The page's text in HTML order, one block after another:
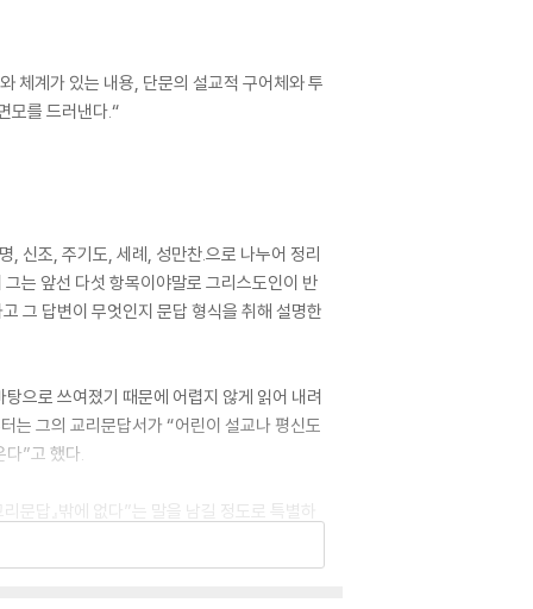
체계가 있는 내용, 단문의 설교적 구어체와 투
모를 드러낸다.“
, 신조, 주기도, 세례, 성만찬.으로 나누어 정리
는 앞선 다섯 항목이야말로 그리스도인이 반
그 답변이 무엇인지 문답 형식을 취해 설명한
으로 쓰여졌기 때문에 어렵지 않게 읽어 내려
는 그의 교리문답서가 “어린이 설교나 평신도
다”고 했다.
리문답』밖에 없다”는 말을 남길 정도로 특별하
문답』이다. 개신교 각 교파 교리문답서의 지